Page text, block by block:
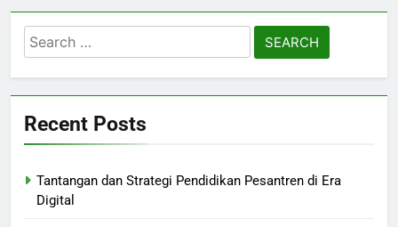
Search
for:
Recent Posts
Tantangan dan Strategi Pendidikan Pesantren di Era
Digital